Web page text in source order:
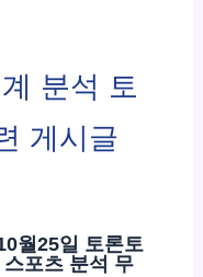
분석 토
게시글
월25일 토론토
포츠 분석 무